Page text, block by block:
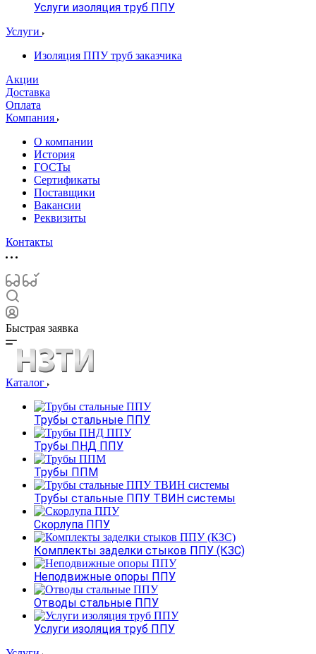
Услуги изоляция труб ППУ
Услуги
Изоляция ППУ труб заказчика
Акции
Доставка
Оплата
Компания
О компании
История
ГОСТы
Сертификаты
Поставщики
Вакансии
Реквизиты
Контакты
Быстрая заявка
Каталог
Трубы стальные ППУ
Трубы ПНД ППУ
Трубы ППМ
Трубы стальные ППУ ТВИН системы
Скорлупа ППУ
Комплекты заделки стыков ППУ (КЗС)
Неподвижные опоры ППУ
Отводы стальные ППУ
Услуги изоляция труб ППУ